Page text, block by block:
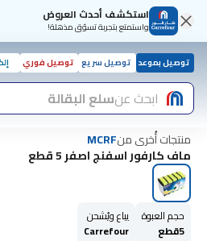
استكشف أحدث العروض
واستمتع بتجربة تسوّق مذهلة!
توصيل بموعد توصيل سريع توصيل فوري
ابحث عنسلع البقالة
منتجات أُخرى منMCRF
ماف كارفور اسفنج اصفر 5 قطع
حجم العبوة
5قطع
يباع ويُشحن
Carrefour